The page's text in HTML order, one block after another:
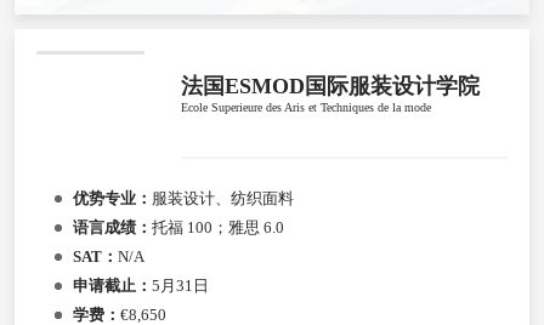
法国ESMOD国际服装设计学院
Ecole Superieure des Aris et Techniques de la mode
优势专业： 服装设计、纺织面料
语言成绩： 托福 100；雅思 6.0
SAT： N/A
申请截止： 5月31日
学费： €8,650